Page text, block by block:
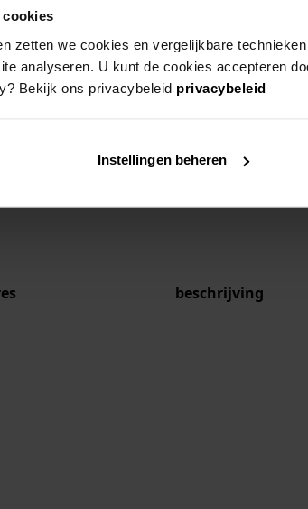
cookies
zetten we cookies en vergelijkbare
analyseren. U kunt de cookies accepteren
Bekijk ons privacybeleid privacybeleid
Instellingen beheren
beschrijving